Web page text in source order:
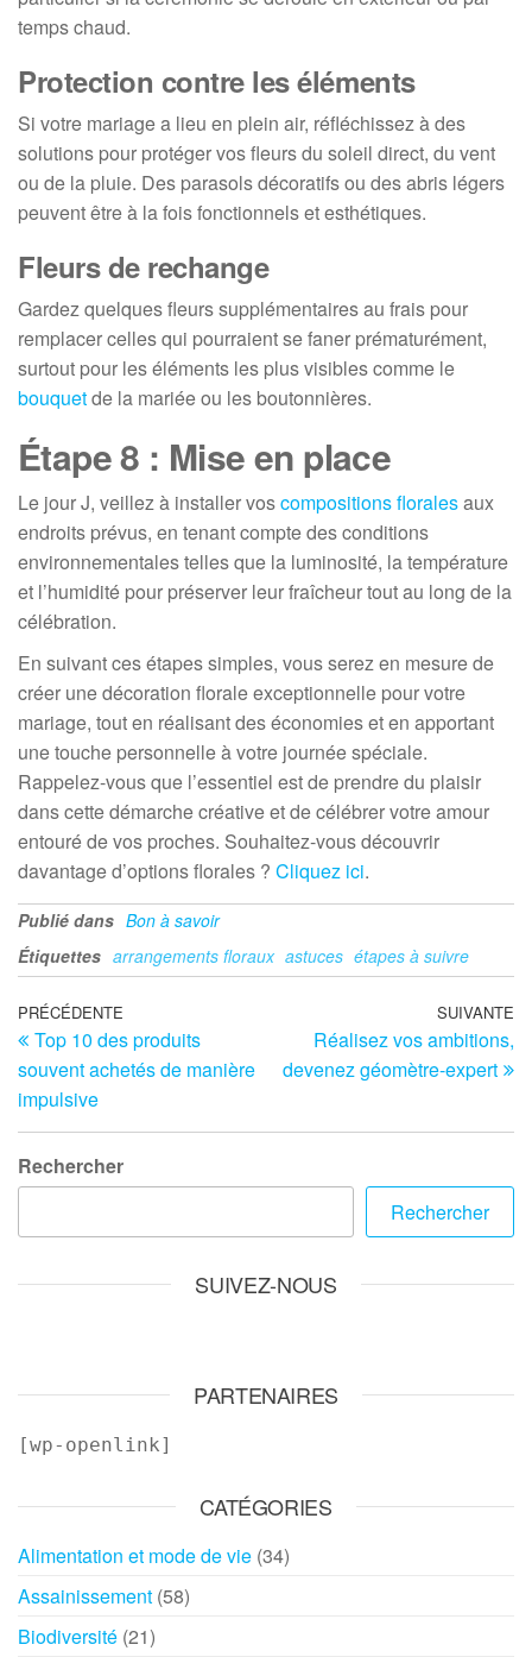
temps chaud.
Protection contre les éléments
Si votre mariage a lieu en plein air, réfléchissez à des
solutions pour protéger vos fleurs du soleil direct, du vent
ou de la pluie. Des parasols décoratifs ou des abris légers
peuvent être à la fois fonctionnels et esthétiques.
Fleurs de rechange
Gardez quelques fleurs supplémentaires au frais pour
remplacer celles qui pourraient se faner prématurément,
surtout pour les éléments les plus visibles comme le
bouquetde la mariée ou les boutonnières.
Étape 8 : Mise en place
Le jour J, veillez à installer voscompositions floralesaux
endroits prévus, en tenant compte des conditions
environnementales telles que la luminosité, la température
et l’humidité pour préserver leur fraîcheur tout au long de la
célébration.
En suivant ces étapes simples, vous serez en mesure de
créer une décoration florale exceptionnelle pour votre
mariage, tout en réalisant des économies et en apportant
une touche personnelle à votre journée spéciale.
Rappelez-vous que l’essentiel est de prendre du plaisir
dans cette démarche créative et de célébrer votre amour
entouré de vos proches. Souhaitez-vous découvrir
davantage d’options florales ? Cliquez ici.
Publié dans Bon à savoir
Étiquettes arrangements floraux astuces étapes à suivre
Navigation
de
l’article
Article
précédent
PRÉCÉDENTE
Top 10 des produits
souvent achetés de manière
impulsive
SUIVANTE
Réalisez vos ambitions,
devenez géomètre-expert
Rechercher
Rechercher
SUIVEZ-NOUS
PARTENAIRES
[wp-openlink]
CATÉGORIES
Alimentation et mode de vie (34)
Assainissement (58)
Biodiversité (21)